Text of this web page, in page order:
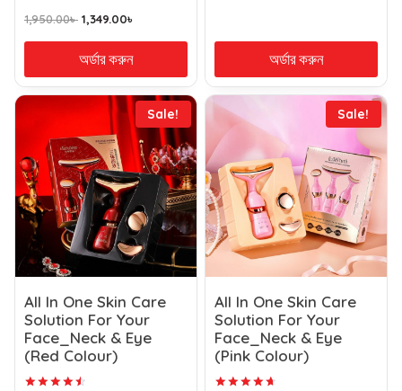
Rated
4.71
1,950.00৳ 1,349.00৳
অর্ডার করুন অর্ডার করুন
Sale!
All In One Skin Care
Solution For Your
Face_Neck & Eye
(Red Colour)
Sale!
All In One Skin Care
Solution For Your
Face_Neck & Eye
(Pink Colour)